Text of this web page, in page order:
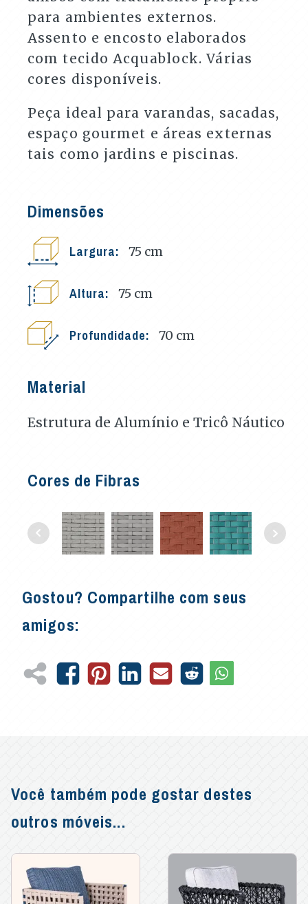
para ambientes externos.
Assento e encosto elaborados
com tecido Acquablock. Várias
cores disponíveis.
Peça ideal para varandas, sacadas,
espaço gourmet e áreas externas
tais como jardins e piscinas.
Dimensões
Largura: 75 cm
Altura: 75 cm
Profundidade: 70 cm
Material
Estrutura de Alumínio e Tricô Náutico
Cores de Fibras
Gostou? Compartilhe com seus
amigos:
Você também pode gostar destes
outros móveis...